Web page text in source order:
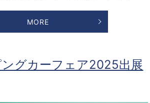
MORE
グカーフェア2025出展